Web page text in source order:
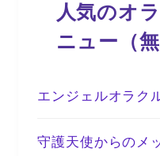
人気のオ
ニュー（無
エンジェルオラク
守護天使からのメ